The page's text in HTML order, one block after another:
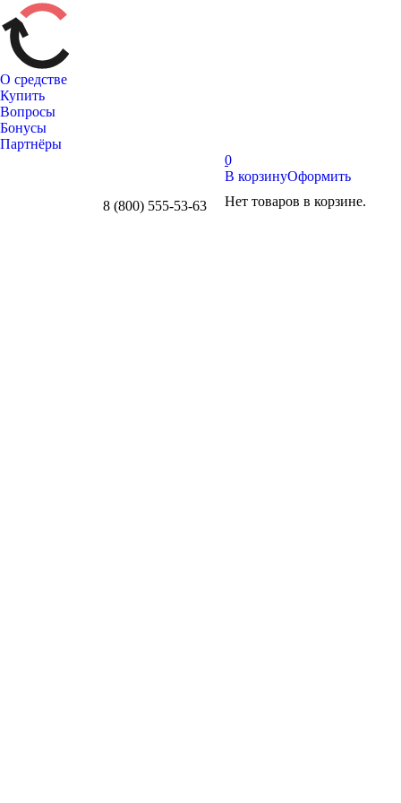
О средстве
Купить
Вопросы
Бонусы
Партнёры
Вконтакте8 (800) 555-53-63
0
В корзинуОформить
Нет товаров в корзине.